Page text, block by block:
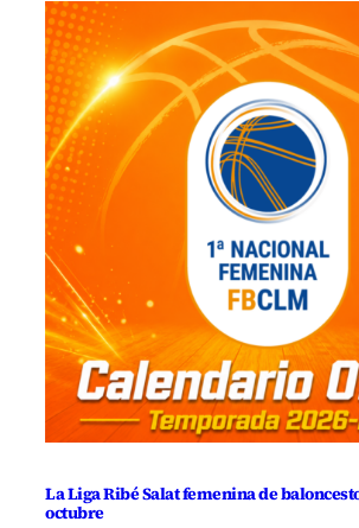
La Liga Ribé Salat femenina de
octubre